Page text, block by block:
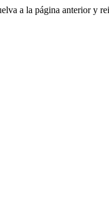
a la página anterior y